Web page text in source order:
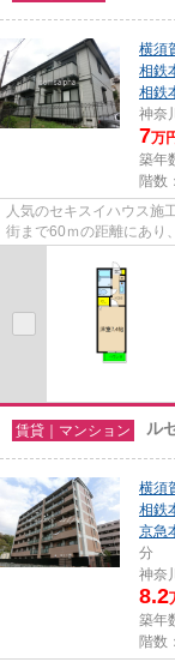
横須
相鉄
相鉄
神奈
7万
築年
階数
人気のセキスイハウス施
街まで60ｍの距離にあり
賃貸｜マンション ル
横須
相鉄
京急
分
神奈
8.2
築年
階数